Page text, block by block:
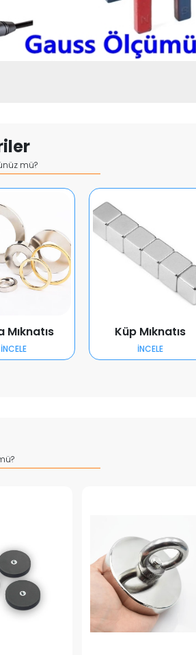
mü?
Mıknatıs
İNCELE
Küp Mıknatıs
İNCELE